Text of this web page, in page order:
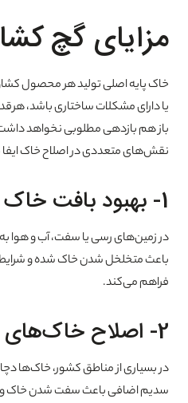
مزایای گچ
خاک پایه اصلی تولید هر محصول
یا دارای مشکلات ساختاری باشد،
باز هم بازدهی مطلوبی نخواهد
نقش‌های متعددی در اصلاح خاک ایفا
1- بهبود بافت خاک
در زمین‌های رسی یا سفت، آب و هوا
باعث متخلخل شدن خاک شده و شرایط
فراهم می‌کند.
2- اصلاح خاک‌های سدیمی
در بسیاری از مناطق کشور، خاک‌ها
سدیم اضافی باعث سفت شدن خاک